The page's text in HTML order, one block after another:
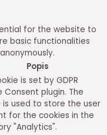
for the website to
basic functionalities
Popis
is set by GDPR
Consent plugin. The
is used to store the user
for the cookies in the
"Analytics".